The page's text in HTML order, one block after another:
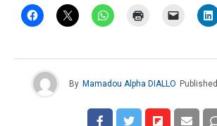
By Mamadou Alpha DIALLO Published